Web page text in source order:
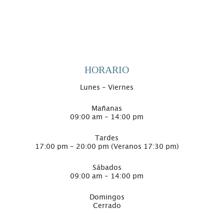
HORARIO
Lunes - Viernes
Mañanas
09:00 am - 14:00 pm
Tardes
17:00 pm - 20:00 pm (Veranos 17:30 pm)
Sábados
09:00 am - 14:00 pm
Domingos
Cerrado